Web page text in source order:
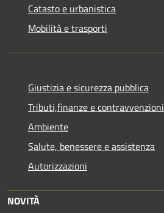
Catasto e urbanistica
Mobilità e trasporti
Giustizia e sicurezza pubblica
Tributi,finanze e contravvenzioni
Ambiente
Salute, benessere e assistenza
Autorizzazioni
NOVITÀ